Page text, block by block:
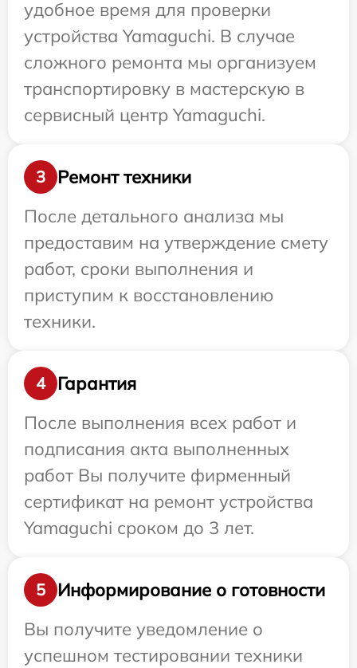
удобное время для проверки
устройства Yamaguchi. В случае
сложного ремонта мы организуем
транспортировку в мастерскую в
сервисный центр Yamaguchi.
3
Ремонт техники
После детального анализа мы
предоставим на утверждение смету
работ, сроки выполнения и
приступим к восстановлению
техники.
4
Гарантия
После выполнения всех работ и
подписания акта выполненных
работ Вы получите фирменный
сертификат на ремонт устройства
Yamaguchi сроком до 3 лет.
5
Информирование о готовности
Вы получите уведомление о
успешном тестировании техники